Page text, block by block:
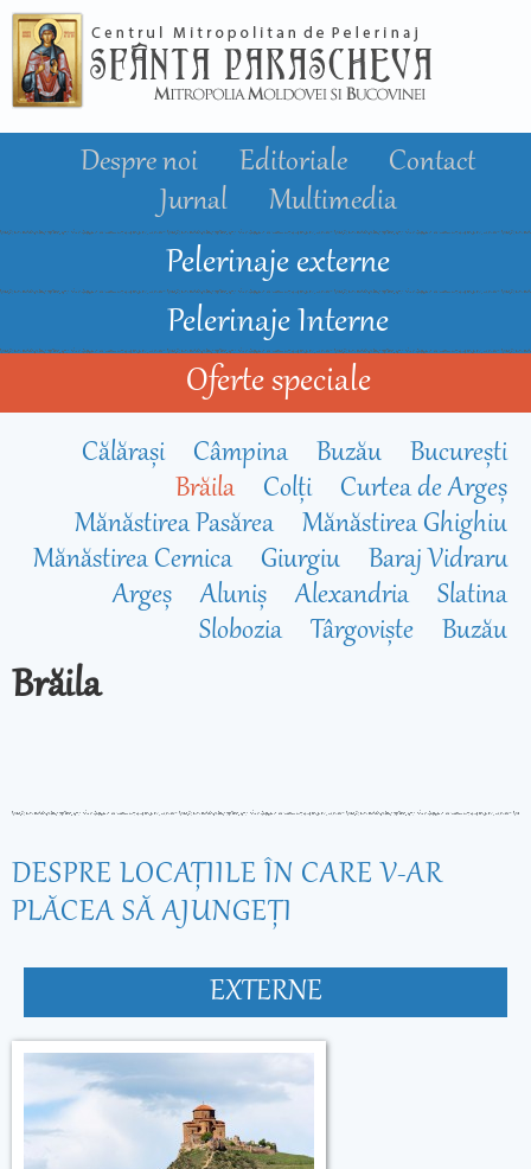
conţinutul
principal
Despre noi Editoriale
Contact
Jurnal
Multimedia
Pelerinaje externe
Pelerinaje Interne
Oferte speciale
Călărași Câmpina Buzău
Bucureşti
Brăila
Colți
Curtea de Argeș
Mănăstirea Pasărea
Mănăstirea Ghighiu
Mănăstirea Cernica
Giurgiu
Baraj Vidraru
Argeș
Aluniș Alexandria
Slatina
Slobozia
Târgoviște Buzău
Brăila
DESPRE LOCAŢIILE ÎN CARE V-AR
PLĂCEA SĂ AJUNGEŢI
EXTERNE